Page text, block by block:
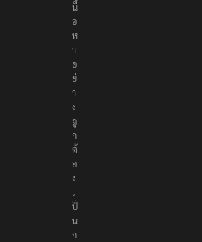
นื้
อ
ห
า
อ
ย่
า
ง
ถู
ก
ต้
อ
ง
เ
ป็
น
ก